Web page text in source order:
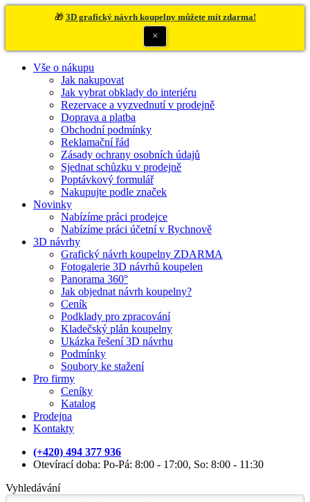
🎁 3D grafický návrh koupelny můžete mít zdarma!
×
Vše o nákupu
Jak nakupovat
Jak vybrat obklady do interiéru
Rezervace a vyzvednutí v prodejně
Doprava a platba
Obchodní podmínky
Reklamační řád
Zásady ochrany osobních údajů
Sjednat schůzku v prodejně
Poptávkový formulář
Nakupujte podle značek
Novinky
Nabízíme práci prodejce
Nabízíme práci účetní v Rychnově
3D návrhy
Grafický návrh koupelny ZDARMA
Fotogalerie 3D návrhů koupelen
Panorama 360°
Jak objednat návrh koupelny?
Ceník
Podklady pro zpracování
Kladečský plán koupelny
Ukázka řešení 3D návrhu
Podmínky
Soubory ke stažení
Pro firmy
Ceníky
Katalog
Prodejna
Kontakty
(+420) 494 377 936
Otevírací doba: Po-Pá: 8:00 - 17:00, So: 8:00 - 11:30
Vyhledávání